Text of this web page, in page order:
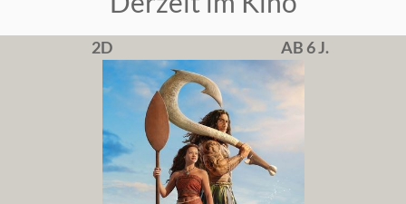
2D AB 6 J.